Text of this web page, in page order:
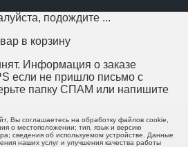
Вы соглашаетесь на обработку файлов cookie,
о местоположении; тип, язык и версию
сведения об используемом устройстве. Данные
наших услуг и улучшения качества работы
подождите ...
в корзину
Информация о заказе
если не пришло письмо с
папку СПАМ или напишите
заказа. Пожалуйста,
напишите нам.